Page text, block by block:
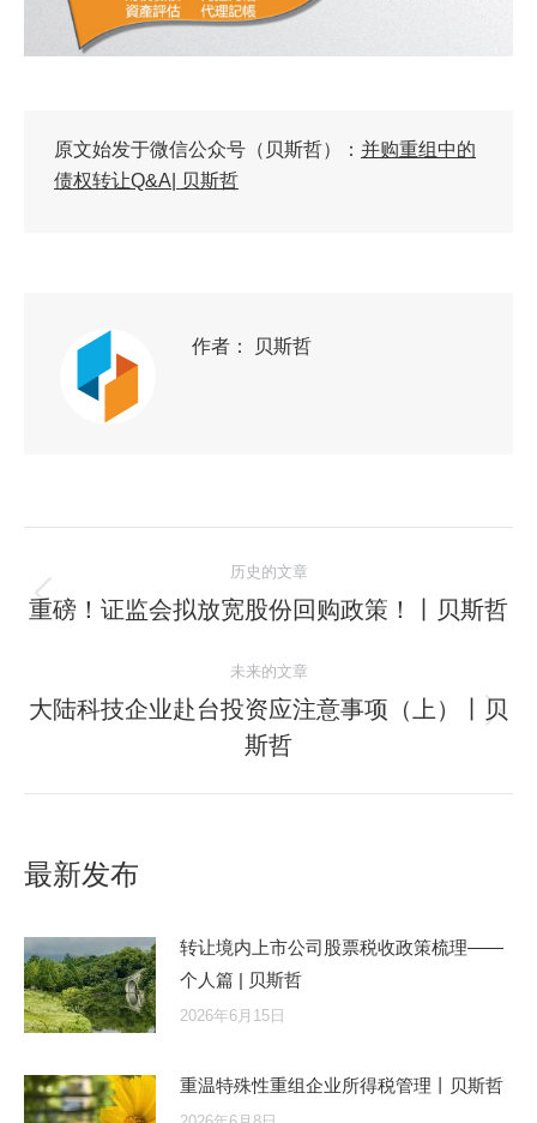
原文始发于微信公众号（贝斯哲）： 并购重组中的
债权转让Q&A| 贝斯哲
作者： 贝斯哲
历史的文章
重磅！证监会拟放宽股份回购政策！丨贝斯哲
未来的文章
大陆科技企业赴台投资应注意事项（上）丨贝
斯哲
最新发布
转让境内上市公司股票税收政策梳理——
个人篇 | 贝斯哲
2026年6月15日
重温特殊性重组企业所得税管理丨贝斯哲